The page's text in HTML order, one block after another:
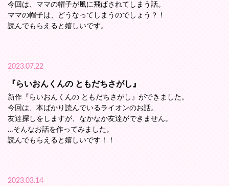
今回は、ママの帽子が風に飛ばされてしまう話。
ママの帽子は、どうなってしまうのでしょう？！
読んでもらえると嬉しいです。
2023.07.22
『らいおんくんの ともだちさがし』
新作『らいおんくんの ともだちさがし』ができました。
今回は、本ばかり読んでいるライオンのお話。
友達探しをしますが、なかなか友達ができません。
…そんなお話を作ってみました。
読んでもらえると嬉しいです！！
2023.03.14